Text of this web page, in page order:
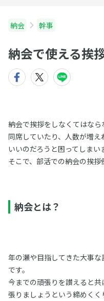
納会 幹事
納会で使える挨
納会で挨拶をしなくてはな
同席していたり、人数が増
いいのだろうと困ってしまい
そこで、部活での納会の挨拶
納会とは？
年の瀬や目指してきた大事
です。
今までの頑張りを讃えると
張りましょうという締めくく